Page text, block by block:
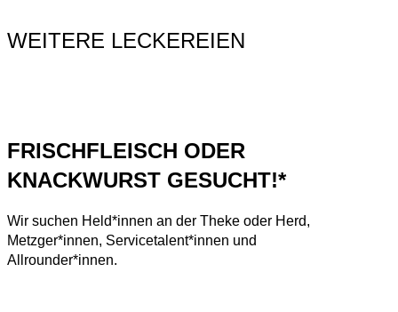
WEITERE LECKEREIEN
FRISCHFLEISCH ODER
KNACKWURST GESUCHT!*
Wir suchen Held*innen an der Theke oder Herd,
Metzger*innen, Servicetalent*innen und
Allrounder*innen.